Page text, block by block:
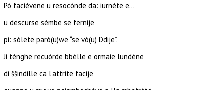
Pò faciévënë u resocòndë da: iurnètë e…
u dëscursë sèmbë së fërnijë
pi: sòlëtë parò(u)wë “së vò(u) Ddijë”.
Ji tènghë rëcuórdë bbèllë e ormaië lundènë
di ššindillë ca l’attritë facijë